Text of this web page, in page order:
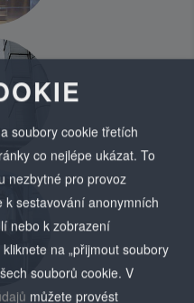
soubory cookie třetích
co nejlépe ukázat. To
nezbytné pro provoz
sestavování anonymních
nebo k zobrazení
na „přijmout soubory
souborů cookie. V
můžete provést